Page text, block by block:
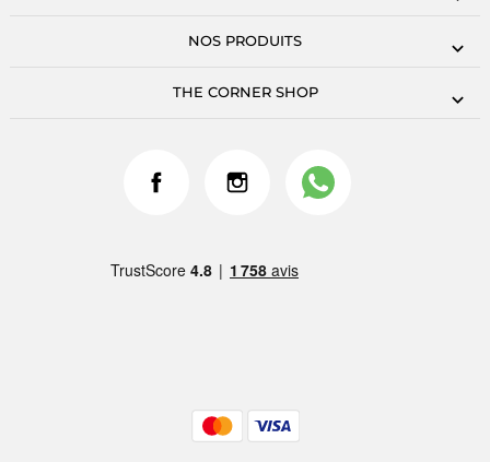
NOS PRODUITS
THE CORNER SHOP